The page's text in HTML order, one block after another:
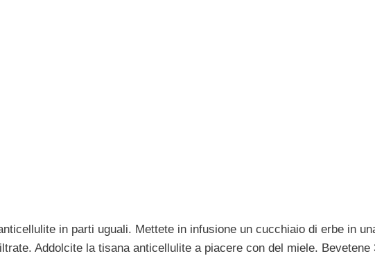
in parti uguali. Mettete in infusione un cucchiaio di erbe in
Addolcite la tisana anticellulite a piacere con del miele. Bevetene